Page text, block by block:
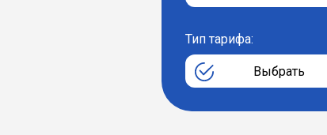
Тип тарифа:
Выбрать